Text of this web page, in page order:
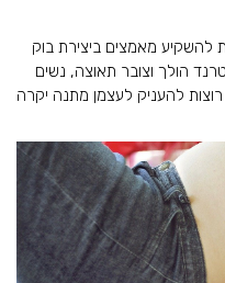
להשקיע מאמצים ביצירת בוק
הולך וצובר תאוצה, נשים
להעניק לעצמן מתנה יקרה